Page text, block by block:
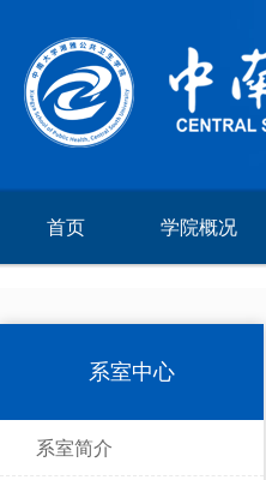
首页 学院概况
系室中心
系室简介